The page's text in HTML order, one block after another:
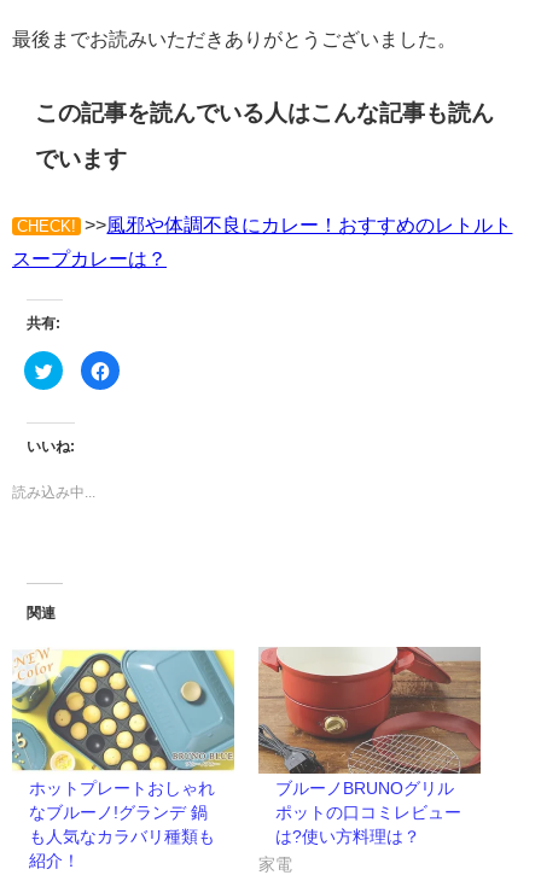
最後までお読みいただきありがとうございました。
この記事を読んでいる人はこんな記事も読ん
でいます
CHECK! >>風邪や体調不良にカレー！おすすめのレトルト
スープカレーは？
共有:
ク
リ
し
て
Twitter
有
ン
ウ
き
ま
す)
Facebook
で
い
ウ
ィ
ン
ド
ウ
で
開
き
ま
す)
いいね:
読み込み中...
関連
ホットプレートおしゃれ
なブルーノ!グランデ 鍋
も人気なカラバリ種類も
紹介！
ブルーノBRUNOグリル
ポットの口コミレビュー
は?使い方料理は？
家電